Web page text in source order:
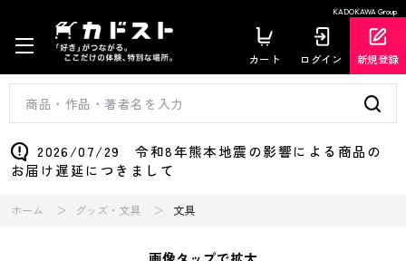
KADOKAWA Group
カート ログイン 新規登録
2026/07/29 令和8年熊本地震の影響による商品の
お届け遅延につきまして
ホーム グッズ・文具 文具